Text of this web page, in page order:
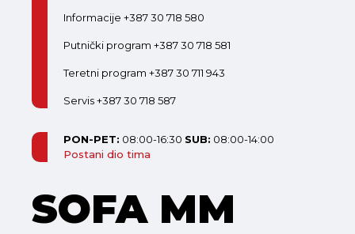
Informacije +387 30 718 580
Putnički program +387 30 718 581
Teretni program +387 30 711 943
Servis +387 30 718 587
PON-PET: 08:00-16:30 SUB: 08:00-14:00
Postani dio tima
SOFA MM